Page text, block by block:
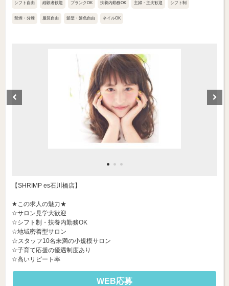
シフト自由 経験者歓迎 ブランクOK 扶養内勤務OK 主婦・主夫歓迎 シフト制
禁煙・分煙 服装自由 髪型・髪色自由 ネイルOK
【SHRIMP es石川橋店】
★この求人の魅力★
☆サロン見学大歓迎
☆シフト制・扶養内勤務OK
☆地域密着型サロン
☆スタッフ10名未満の小規模サロン
☆子育て応援の優遇制度あり
☆高いリピート率
WEB応募